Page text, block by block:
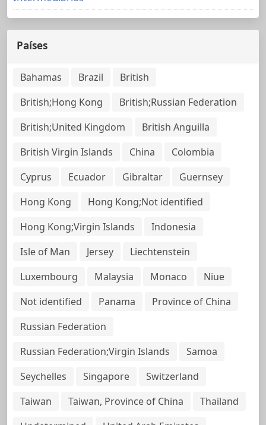
Países
Bahamas Brazil
British
British;Hong Kong
British;Russian Federation
British;United Kingdom
British Anguilla
British Virgin Islands
China
Colombia
Cyprus
Ecuador Gibraltar
Guernsey
Hong Kong
Hong Kong;Not identified
Hong Kong;Virgin Islands
Indonesia
Isle of Man
Jersey
Liechtenstein
Luxembourg
Malaysia Monaco
Niue
Not identified
Panama
Province of China
Russian Federation
Russian Federation;Virgin Islands
Samoa
Seychelles
Singapore
Switzerland
Taiwan
Taiwan, Province of China
Thailand